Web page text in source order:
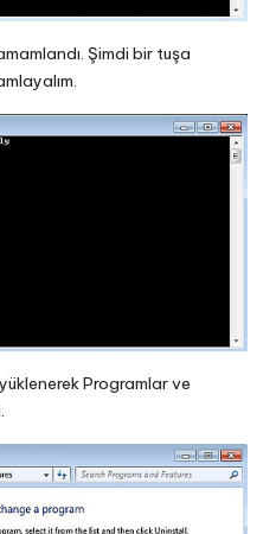
Şimdi bir tuşa
Programlar ve